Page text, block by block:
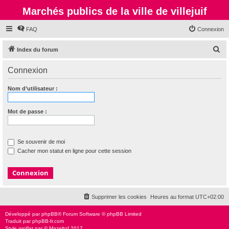
Marchés publics de la ville de villejuif
FAQ Connexion
Index du forum
Connexion
Nom d’utilisateur :
Mot de passe :
Se souvenir de moi
Cacher mon statut en ligne pour cette session
Heures au format UTC+02:00
Supprimer les cookies
Développé parphpBB® Forum Software © phpBB Limited
Traduit parphpBB-fr.com